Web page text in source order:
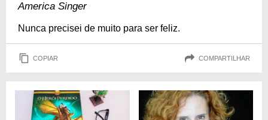
America Singer
Nunca precisei de muito para ser feliz.
COPIAR COMPARTILHAR